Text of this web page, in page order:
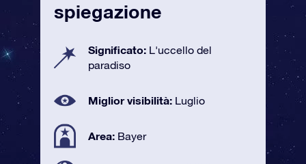
spiegazione
Significato: L'uccello del
paradiso
Miglior visibilità: Luglio
Area: Bayer